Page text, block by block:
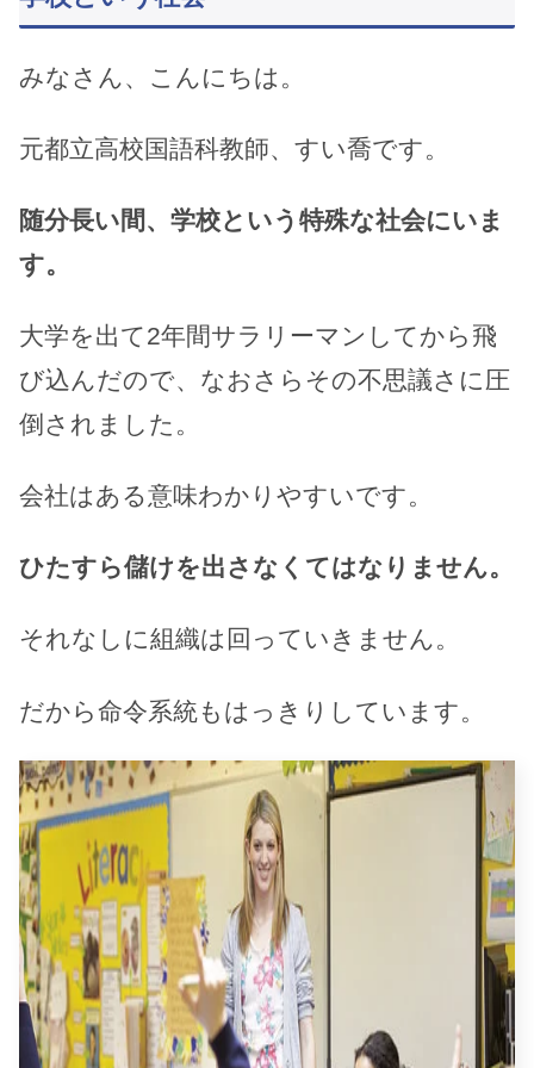
みなさん、こんにちは。
元都立高校国語科教師、すい喬です。
随分長い間、学校という特殊な社会にいま
す。
大学を出て2年間サラリーマンしてから飛
び込んだので、なおさらその不思議さに圧
倒されました。
会社はある意味わかりやすいです。
ひたすら儲けを出さなくてはなりません。
それなしに組織は回っていきません。
だから命令系統もはっきりしています。